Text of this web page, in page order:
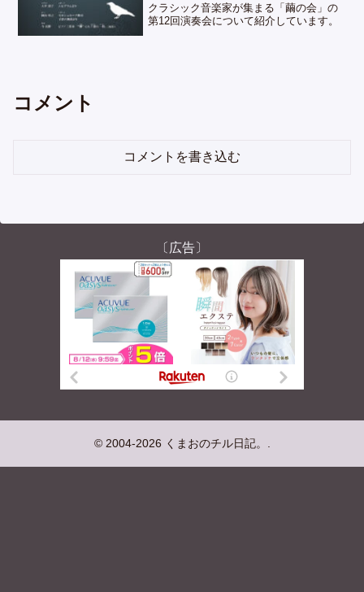
クラシック音楽家が集まる「繭の会」の
第12回演奏会について紹介しています。
コメント
コメントを書き込む
〔広告〕
© 2004-2026 くまおのチル日記。.